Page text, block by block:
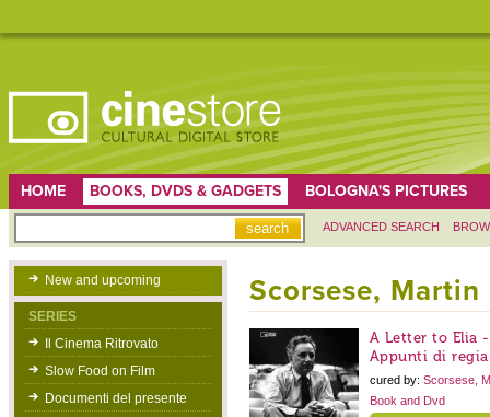
HOME BOOKS, DVDS & GADGETS BOLOGNA'S PICTURES
ADVANCED SEARCH
New and upcoming
SERIES
Il Cinema Ritrovato
Slow Food on Film
Documenti del presente
Scorsese, Martin
A Letter to Elia -
Appunti di regia
cured by: Scorsese,
Book and Dvd